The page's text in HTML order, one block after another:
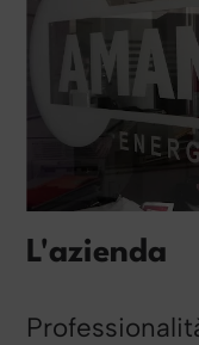
L'azienda